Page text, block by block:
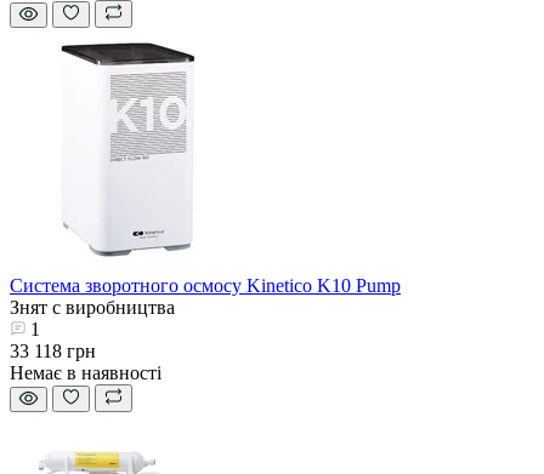
Система зворотного осмосу Kinetico K10 Pump
Знят с виробництва
1
33 118 грн
Немає в наявності